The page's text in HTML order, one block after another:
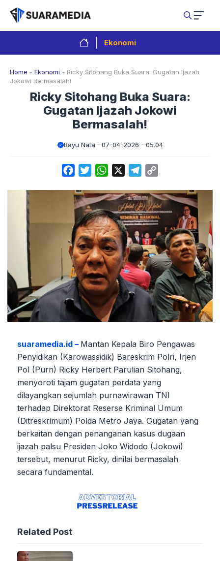
Langsung
isi
Ekonomi
Home - Ekonomi - Ricky Sitohang Buka Suara: Gugatan Ijazah
Jokowi Bermasalah!
Ricky Sitohang Buka Suara:
Gugatan Ijazah Jokowi
Bermasalah!
Bayu Nata 07-04-2026 - 05.04
FacebookTwitterWhatsApp Telegram
suaramedia.id – Mantan Kepala Biro Pengawas
Penyidikan (Karowassidik) Bareskrim Polri, Irjen
Pol (Purn) Ricky Herbert Parulian Sitohang,
menyoroti tajam gugatan perdata yang
dilayangkan sejumlah purnawirawan TNI
terhadap Direktorat Reserse Kriminal Umum
(Ditreskrimum) Polda Metro Jaya. Gugatan yang
berkaitan dengan penanganan kasus dugaan
ijazah palsu Presiden Joko Widodo (Jokowi)
tersebut, menurut Ricky, dinilai bermasalah
secara fundamental.
Related Post